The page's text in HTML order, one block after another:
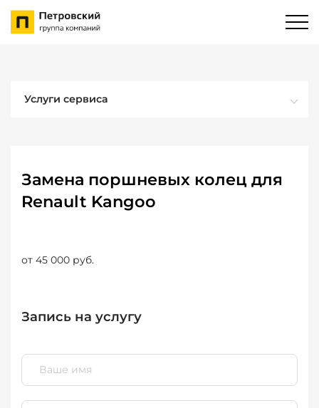
Услуги сервиса
Замена поршневых колец для
Renault Kangoo
от 45 000 руб.
Запись на услугу